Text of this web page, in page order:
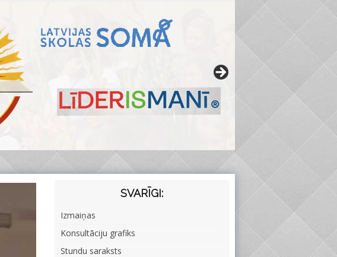
SVARĪGI:
Izmaiņas
Konsultāciju grafiks
Stundu saraksts